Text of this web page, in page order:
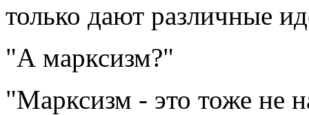
только дают различные
"А марксизм?"
"Марксизм - это тоже не